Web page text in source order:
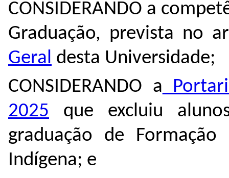
CONSIDERANDO a
Graduação, prevista no
Geral desta Universidade;
CONSIDERANDO a
2025 que excluiu
graduação de Formação
Indígena; e